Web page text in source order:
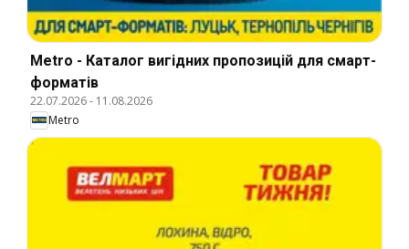
Metro - Каталог вигідних пропозицій для смарт-
форматів
22.07.2026- 11.08.2026
Metro